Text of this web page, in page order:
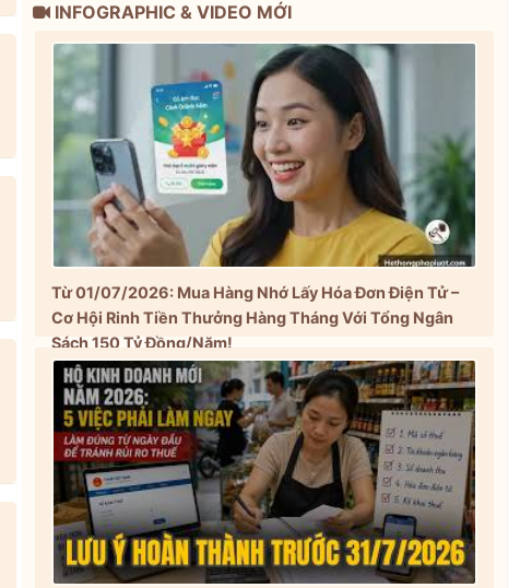
INFOGRAPHIC & VIDEO MỚI
Từ 01/07/2026: Mua Hàng Nhớ Lấy Hóa Đơn Điện Tử –
Cơ Hội Rinh Tiền Thưởng Hàng Tháng Với Tổng Ngân
Sách 150 Tỷ Đồng/Năm!